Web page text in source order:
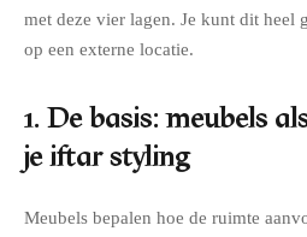
met deze vier lagen. Je kunt dit heel
op een externe locatie.
1. De basis: meubels
je iftar styling
Meubels bepalen hoe de ruimte